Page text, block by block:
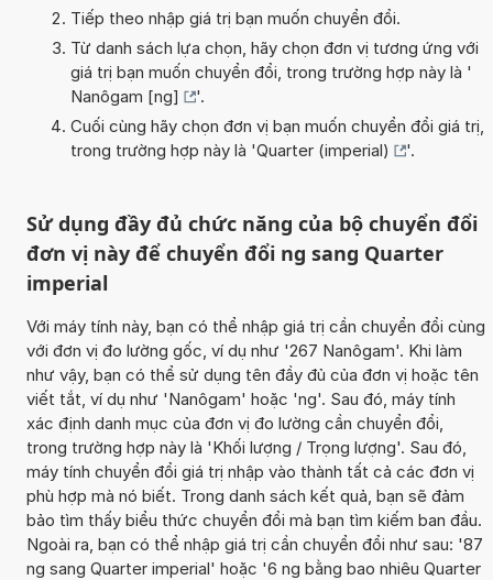
Tiếp theo nhập giá trị bạn muốn chuyển đổi.
Từ danh sách lựa chọn, hãy chọn đơn vị tương ứng với
giá trị bạn muốn chuyển đổi, trong trường hợp này là '
Nanôgam [ng]
'.
Cuối cùng hãy chọn đơn vị bạn muốn chuyển đổi giá trị,
trong trường hợp này là 'Quarter (imperial) '.
Sử dụng đầy đủ chức năng của bộ chuyển đổi
đơn vị này để chuyển đổi ng sang Quarter
imperial
Với máy tính này, bạn có thể nhập giá trị cần chuyển đổi cùng
với đơn vị đo lường gốc, ví dụ như '267 Nanôgam'. Khi làm
như vậy, bạn có thể sử dụng tên đầy đủ của đơn vị hoặc tên
viết tắt, ví dụ như 'Nanôgam' hoặc 'ng'. Sau đó, máy tính
xác định danh mục của đơn vị đo lường cần chuyển đổi,
trong trường hợp này là 'Khối lượng / Trọng lượng'. Sau đó,
máy tính chuyển đổi giá trị nhập vào thành tất cả các đơn vị
phù hợp mà nó biết. Trong danh sách kết quả, bạn sẽ đảm
bảo tìm thấy biểu thức chuyển đổi mà bạn tìm kiếm ban đầu.
Ngoài ra, bạn có thể nhập giá trị cần chuyển đổi như sau: '87
ng sang Quarter imperial' hoặc '6 ng bằng bao nhiêu Quarter